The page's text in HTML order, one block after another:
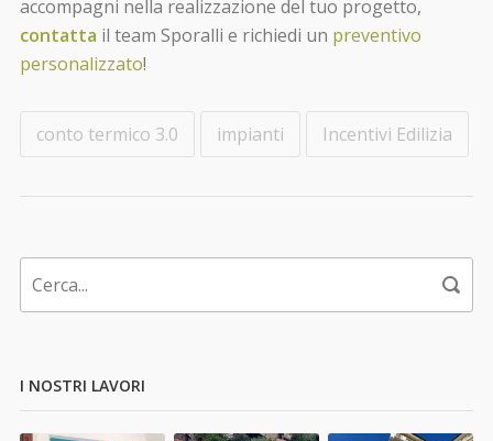
accompagni nella realizzazione del tuo progetto,
contatta il team Sporalli e richiedi un preventivo
personalizzato!
conto termico 3.0 impianti Incentivi Edilizia
I NOSTRI LAVORI